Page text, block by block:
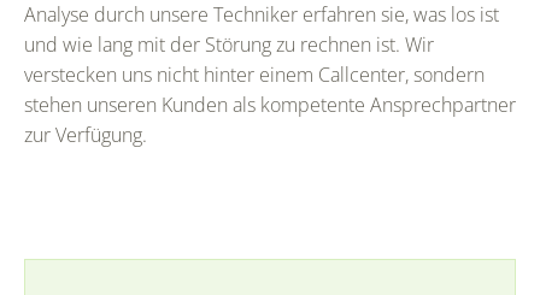
Analyse durch unsere Techniker erfahren sie, was los ist
und wie lang mit der Störung zu rechnen ist. Wir
verstecken uns nicht hinter einem Callcenter, sondern
stehen unseren Kunden als kompetente Ansprechpartner
zur Verfügung.